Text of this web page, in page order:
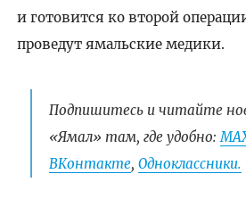
и готовится ко второй
проведут ямальские медики.
Подпишитесь и читайте
«Ямал» там, где удобно:
ВКонтакте, Одноклассники.